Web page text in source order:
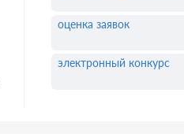
оценка заявок
электронный конкурс